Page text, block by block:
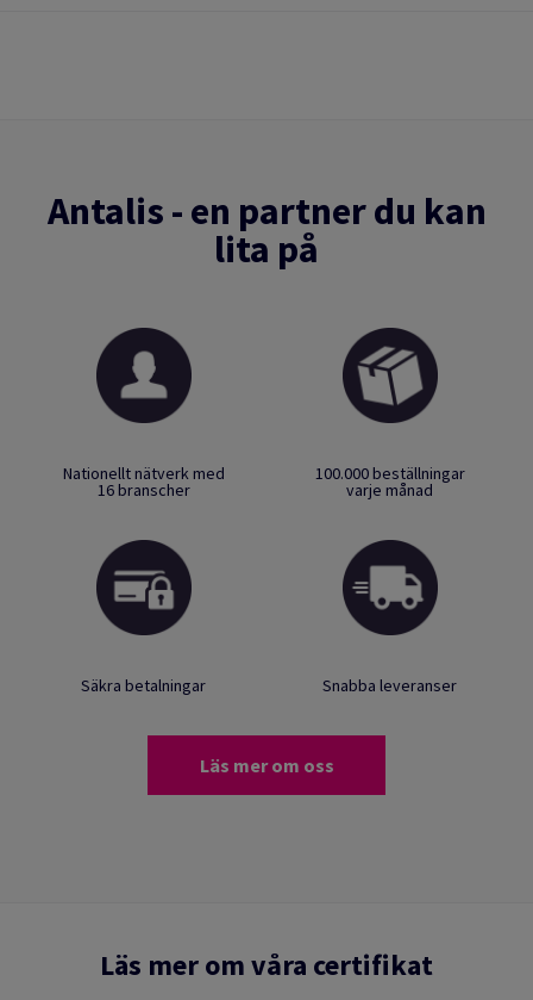
Antalis - en partner du kan
lita på
Nationellt nätverk med
16 branscher
100.000 beställningar
varje månad
Säkra betalningar Snabba leveranser
Läs mer om oss
Läs mer om våra certifikat